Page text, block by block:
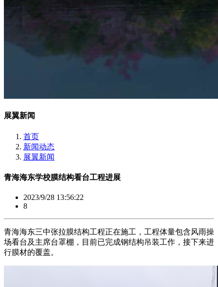
展翼新闻
首页
新闻动态
展翼新闻
青海海东学校膜结构看台工程进展
2023/9/28 13:56:22
8
青海海东三中张拉膜结构工程正在施工，工程体量包含风雨操
场看台及主席台罩棚，目前已完成钢结构吊装工作，接下来进
行膜材的覆盖。